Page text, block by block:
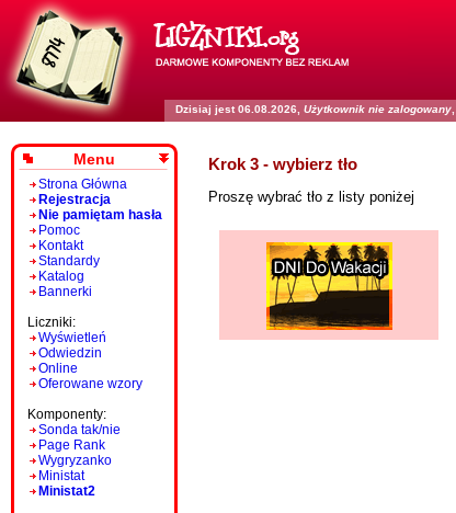
Dzisiaj jest 06.08.2026, Użytkownik nie zalogowany
Menu
Strona Główna
Rejestracja
Nie pamiętam hasła
Pomoc
Kontakt
Standardy
Katalog
Bannerki
Liczniki:
Wyświetleń
Odwiedzin
Online
Oferowane wzory
Komponenty:
Sonda tak/nie
Page Rank
Wygryzanko
Ministat
Ministat2
Krok 3 - wybierz tło
Proszę wybrać tło z listy poniżej